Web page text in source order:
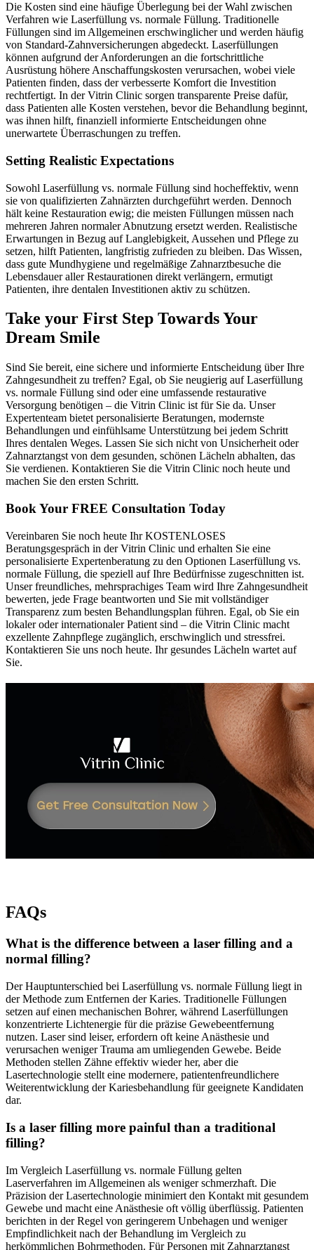
Die Kosten sind eine häufige Überlegung bei der Wahl zwischen
Verfahren wie Laserfüllung vs. normale Füllung. Traditionelle
Füllungen sind im Allgemeinen erschwinglicher und werden häufig
von Standard-Zahnversicherungen abgedeckt. Laserfüllungen
können aufgrund der Anforderungen an die fortschrittliche
Ausrüstung höhere Anschaffungskosten verursachen, wobei viele
Patienten finden, dass der verbesserte Komfort die Investition
rechtfertigt. In der Vitrin Clinic sorgen transparente Preise dafür,
dass Patienten alle Kosten verstehen, bevor die Behandlung beginnt,
was ihnen hilft, finanziell informierte Entscheidungen ohne
unerwartete Überraschungen zu treffen.
Setting Realistic Expectations
Sowohl Laserfüllung vs. normale Füllung sind hocheffektiv, wenn
sie von qualifizierten Zahnärzten durchgeführt werden. Dennoch
hält keine Restauration ewig; die meisten Füllungen müssen nach
mehreren Jahren normaler Abnutzung ersetzt werden. Realistische
Erwartungen in Bezug auf Langlebigkeit, Aussehen und Pflege zu
setzen, hilft Patienten, langfristig zufrieden zu bleiben. Das Wissen,
dass gute Mundhygiene und regelmäßige Zahnarztbesuche die
Lebensdauer aller Restaurationen direkt verlängern, ermutigt
Patienten, ihre dentalen Investitionen aktiv zu schützen.
Take your First Step Towards Your
Dream Smile
Sind Sie bereit, eine sichere und informierte Entscheidung über Ihre
Zahngesundheit zu treffen? Egal, ob Sie neugierig auf Laserfüllung
vs. normale Füllung sind oder eine umfassende restaurative
Versorgung benötigen – die Vitrin Clinic ist für Sie da. Unser
Expertenteam bietet personalisierte Beratungen, modernste
Behandlungen und einfühlsame Unterstützung bei jedem Schritt
Ihres dentalen Weges. Lassen Sie sich nicht von Unsicherheit oder
Zahnarztangst von dem gesunden, schönen Lächeln abhalten, das
Sie verdienen. Kontaktieren Sie die Vitrin Clinic noch heute und
machen Sie den ersten Schritt.
Book Your FREE Consultation Today
Vereinbaren Sie noch heute Ihr KOSTENLOSES
Beratungsgespräch in der Vitrin Clinic und erhalten Sie eine
personalisierte Expertenberatung zu den Optionen Laserfüllung vs.
normale Füllung, die speziell auf Ihre Bedürfnisse zugeschnitten ist.
Unser freundliches, mehrsprachiges Team wird Ihre Zahngesundheit
bewerten, jede Frage beantworten und Sie mit vollständiger
Transparenz zum besten Behandlungsplan führen. Egal, ob Sie ein
lokaler oder internationaler Patient sind – die Vitrin Clinic macht
exzellente Zahnpflege zugänglich, erschwinglich und stressfrei.
Kontaktieren Sie uns noch heute. Ihr gesundes Lächeln wartet auf
Sie.
FAQs
What is the difference between a laser filling and a
normal filling?
Der Hauptunterschied bei Laserfüllung vs. normale Füllung liegt in
der Methode zum Entfernen der Karies. Traditionelle Füllungen
setzen auf einen mechanischen Bohrer, während Laserfüllungen
konzentrierte Lichtenergie für die präzise Gewebeentfernung
nutzen. Laser sind leiser, erfordern oft keine Anästhesie und
verursachen weniger Trauma am umliegenden Gewebe. Beide
Methoden stellen Zähne effektiv wieder her, aber die
Lasertechnologie stellt eine modernere, patientenfreundlichere
Weiterentwicklung der Kariesbehandlung für geeignete Kandidaten
dar.
Is a laser filling more painful than a traditional
filling?
Im Vergleich Laserfüllung vs. normale Füllung gelten
Laserverfahren im Allgemeinen als weniger schmerzhaft. Die
Präzision der Lasertechnologie minimiert den Kontakt mit gesundem
Gewebe und macht eine Anästhesie oft völlig überflüssig. Patienten
berichten in der Regel von geringerem Unbehagen und weniger
Empfindlichkeit nach der Behandlung im Vergleich zu
herkömmlichen Bohrmethoden. Für Personen mit Zahnarztangst